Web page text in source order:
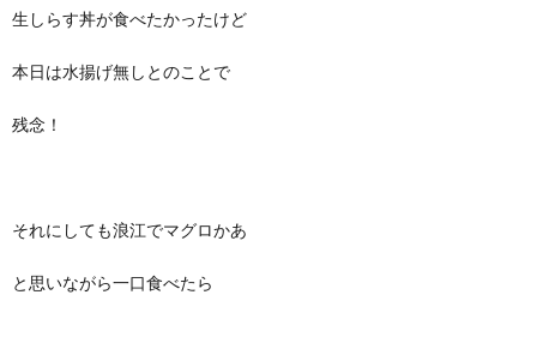
生しらす丼が食べたかったけど
本日は水揚げ無しとのことで
残念！
それにしても浪江でマグロかあ
と思いながら一口食べたら